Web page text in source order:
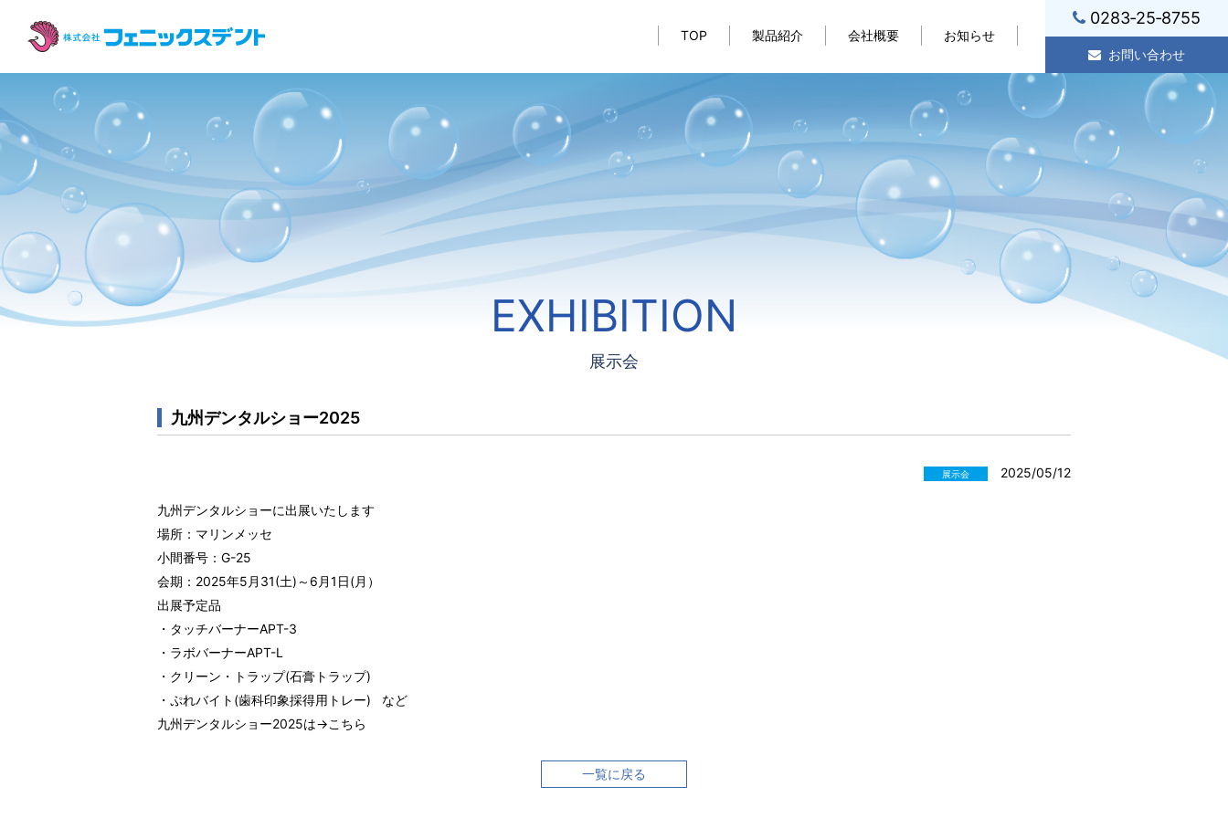
TOP 製品紹介 会社概要 お知らせ
0283‐25‐8755
お問い合わせ
EXHIBITION
展示会
九州デンタルショー2025
展示会 2025/05/12
九州デンタルショーに出展いたします
場所：マリンメッセ
小間番号：G-25
会期：2025年5月31(土)～6月1日(月）
出展予定品
・タッチバーナーAPT-3
・ラボバーナーAPT-L
・クリーン・トラップ(石膏トラップ)
・ぷれバイト(歯科印象採得用トレー) など
九州デンタルショー2025は→こちら
一覧に戻る